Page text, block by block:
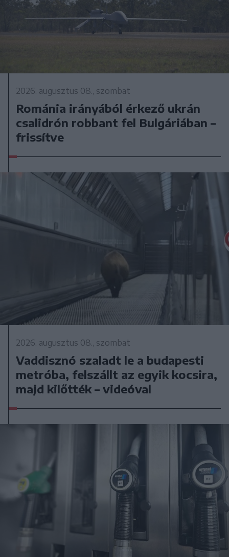
2026. augusztus 08., szombat
Románia irányából érkező ukrán
csalidrón robbant fel Bulgáriában –
frissítve
2026. augusztus 08., szombat
Vaddisznó szaladt le a budapesti
metróba, felszállt az egyik kocsira,
majd kilőtték – videóval